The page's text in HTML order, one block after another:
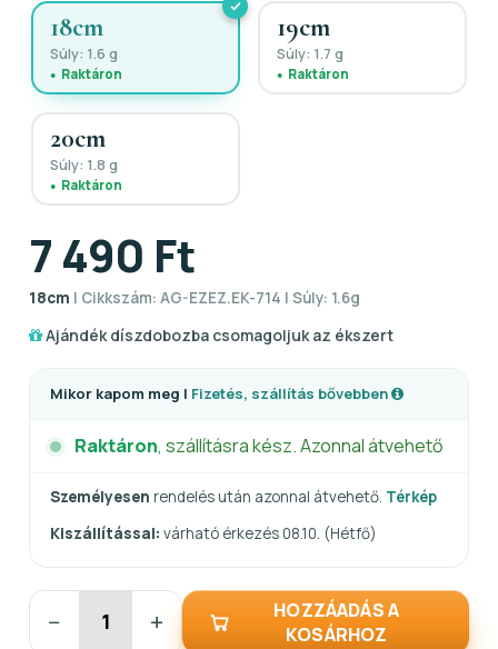
18cm
Súly: 1.6 g
Raktáron
19cm
Súly: 1.7 g
Raktáron
20cm
Súly: 1.8 g
Raktáron
7 490 Ft
18cm | Cikkszám: AG-EZEZ.EK-714 | Súly: 1.6g
Ajándék díszdobozba csomagoljuk az ékszert
Mikor kapom meg | Fizetés, szállítás bővebben
Raktáron, szállításra kész. Azonnal átvehető
Személyesen rendelés után azonnal átvehető. Térkép
Kiszállítással: várható érkezés 08.10. (Hétfő)
− +
HOZZÁADÁS A
KOSÁRHOZ